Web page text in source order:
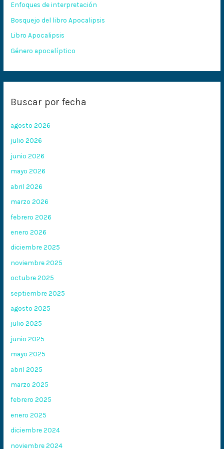
o
r
:
Enfoques de interpretación
Bosquejo del libro Apocalipsis
Libro Apocalipsis
Género apocalíptico
Buscar por fecha
agosto 2026
julio 2026
junio 2026
mayo 2026
abril 2026
marzo 2026
febrero 2026
enero 2026
diciembre 2025
noviembre 2025
octubre 2025
septiembre 2025
agosto 2025
julio 2025
junio 2025
mayo 2025
abril 2025
marzo 2025
febrero 2025
enero 2025
diciembre 2024
noviembre 2024